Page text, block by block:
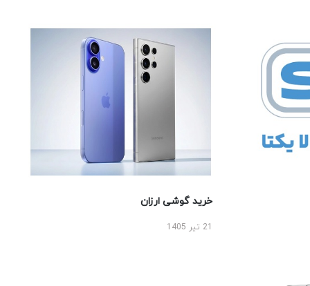
خرید گوشی ارزان